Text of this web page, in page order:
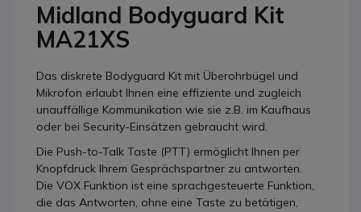
Midland Bodyguard Kit
MA21XS
Das diskrete Bodyguard Kit mit Überohrbügel und
Mikrofon erlaubt Ihnen eine effiziente und zugleich
unauffällige Kommunikation wie sie z.B. im Kaufhaus
oder bei Security-Einsätzen gebraucht wird.
Die Push-to-Talk Taste (PTT) ermöglicht Ihnen per
Knopfdruck Ihrem Gesprächspartner zu antworten.
Die VOX Funktion ist eine sprachgesteuerte Funktion,
die das Antworten, ohne eine Taste zu betätigen,